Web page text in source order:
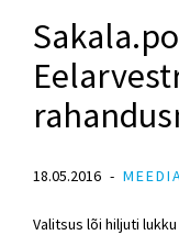
18.05.2016
Valitsus lõi hiljuti